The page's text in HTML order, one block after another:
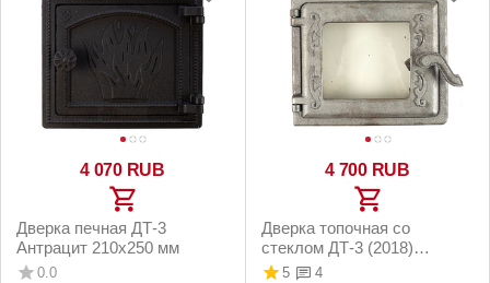
4 070 RUB
Дверка печная ДТ-3
Антрацит 210х250 мм
0.0
4 700 RUB
Дверка топочная со
стеклом ДТ-3 (2018)
210х250 мм
5
4